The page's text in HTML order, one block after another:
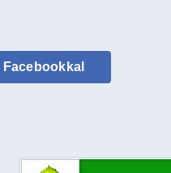
Facebookkal